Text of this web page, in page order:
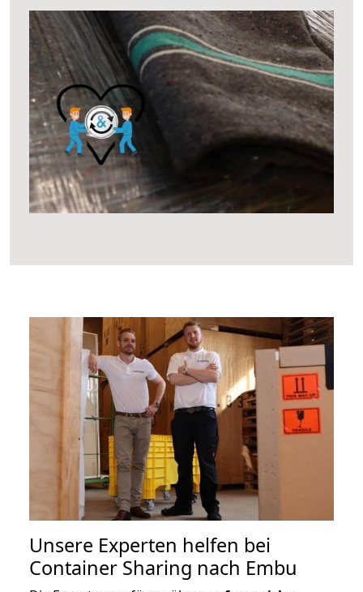
Unsere Experten helfen bei
Container Sharing nach Embu